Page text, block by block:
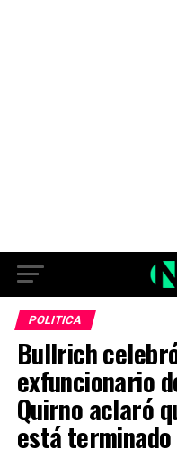
POLITICA
Bullrich
exfuncionario
Quirno aclaró
está terminado